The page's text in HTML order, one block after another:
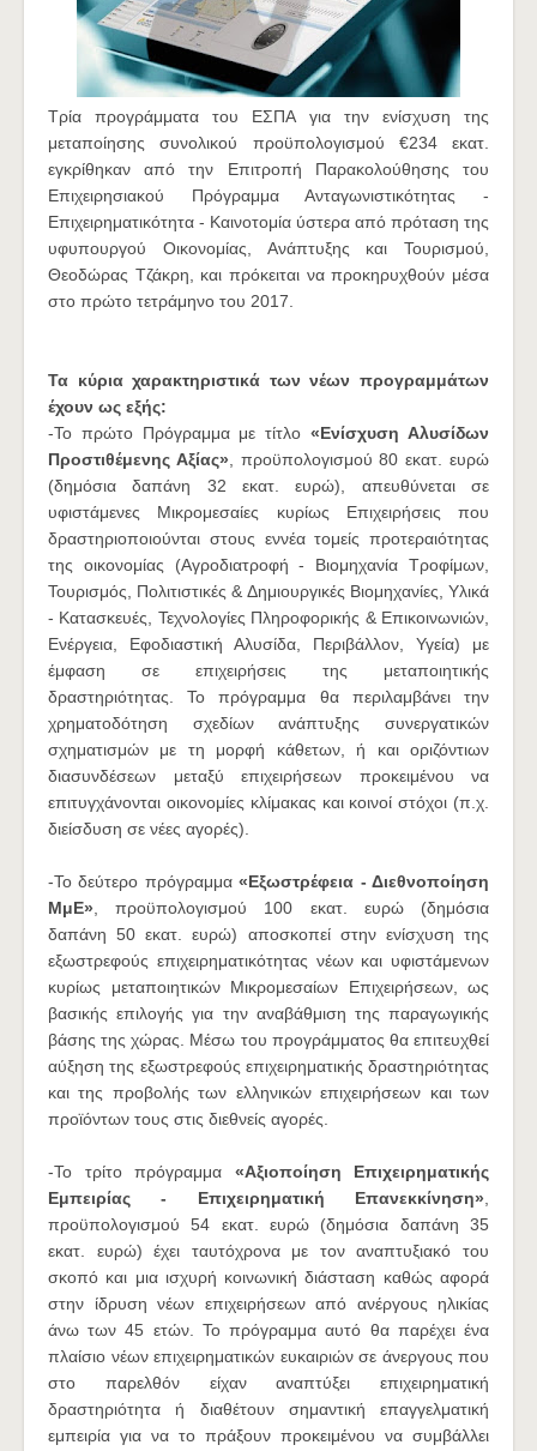
Τρία προγράμματα του ΕΣΠΑ για την ενίσχυση της
μεταποίησης συνολικού προϋπολογισμού €234 εκατ.
εγκρίθηκαν από την Επιτροπή Παρακολούθησης του
Επιχειρησιακού Πρόγραμμα Ανταγωνιστικότητας -
Επιχειρηματικότητα - Καινοτομία ύστερα από πρόταση της
υφυπουργού Οικονομίας, Ανάπτυξης και Τουρισμού,
Θεοδώρας Τζάκρη, και πρόκειται να προκηρυχθούν μέσα
στο πρώτο τετράμηνο του 2017.
Τα κύρια χαρακτηριστικά των νέων προγραμμάτων
έχουν ως εξής:
-Το πρώτο Πρόγραμμα με τίτλο«Ενίσχυση Αλυσίδων
Προστιθέμενης Αξίας» , προϋπολογισμού 80 εκατ. ευρώ
(δημόσια δαπάνη 32 εκατ. ευρώ), απευθύνεται σε
υφιστάμενες Μικρομεσαίες κυρίως Επιχειρήσεις που
δραστηριοποιούνται στους εννέα τομείς προτεραιότητας
της οικονομίας (Αγροδιατροφή - Βιομηχανία Τροφίμων,
Τουρισμός, Πολιτιστικές & Δημιουργικές Βιομηχανίες, Υλικά
- Κατασκευές, Τεχνολογίες Πληροφορικής & Επικοινωνιών,
Ενέργεια, Εφοδιαστική Αλυσίδα, Περιβάλλον, Υγεία) με
έμφαση σε επιχειρήσεις της μεταποιητικής
δραστηριότητας. Το πρόγραμμα θα περιλαμβάνει την
χρηματοδότηση σχεδίων ανάπτυξης συνεργατικών
σχηματισμών με τη μορφή κάθετων, ή και οριζόντιων
διασυνδέσεων μεταξύ επιχειρήσεων προκειμένου να
επιτυγχάνονται οικονομίες κλίμακας και κοινοί στόχοι (π.χ.
διείσδυση σε νέες αγορές).
-Το δεύτερο πρόγραμμα«Εξωστρέφεια - Διεθνοποίηση
ΜμΕ» , προϋπολογισμού 100 εκατ. ευρώ (δημόσια
δαπάνη 50 εκατ. ευρώ) αποσκοπεί στην ενίσχυση της
εξωστρεφούς επιχειρηματικότητας νέων και υφιστάμενων
κυρίως μεταποιητικών Μικρομεσαίων Επιχειρήσεων, ως
βασικής επιλογής για την αναβάθμιση της παραγωγικής
βάσης της χώρας. Μέσω του προγράμματος θα επιτευχθεί
αύξηση της εξωστρεφούς επιχειρηματικής δραστηριότητας
και της προβολής των ελληνικών επιχειρήσεων και των
προϊόντων τους στις διεθνείς αγορές.
-Το τρίτο πρόγραμμα «Αξιοποίηση Επιχειρηματικής
Εμπειρίας - Επιχειρηματική Επανεκκίνηση»
προϋπολογισμού 54 εκατ. ευρώ (δημόσια δαπάνη 35
εκατ. ευρώ) έχει ταυτόχρονα με τον αναπτυξιακό του
σκοπό και μια ισχυρή κοινωνική διάσταση καθώς αφορά
στην ίδρυση νέων επιχειρήσεων από ανέργους ηλικίας
άνω των 45 ετών. Το πρόγραμμα αυτό θα παρέχει ένα
πλαίσιο νέων επιχειρηματικών ευκαιριών σε άνεργους που
στο παρελθόν είχαν αναπτύξει επιχειρηματική
δραστηριότητα ή διαθέτουν σημαντική επαγγελματική
εμπειρία για να το πράξουν προκειμένου να συμβάλλει